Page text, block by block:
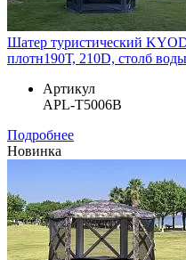
Шатер туристический
плотн190Т, 210D, столб
Артикул
APL-T5006B
Подробнее
Новинка